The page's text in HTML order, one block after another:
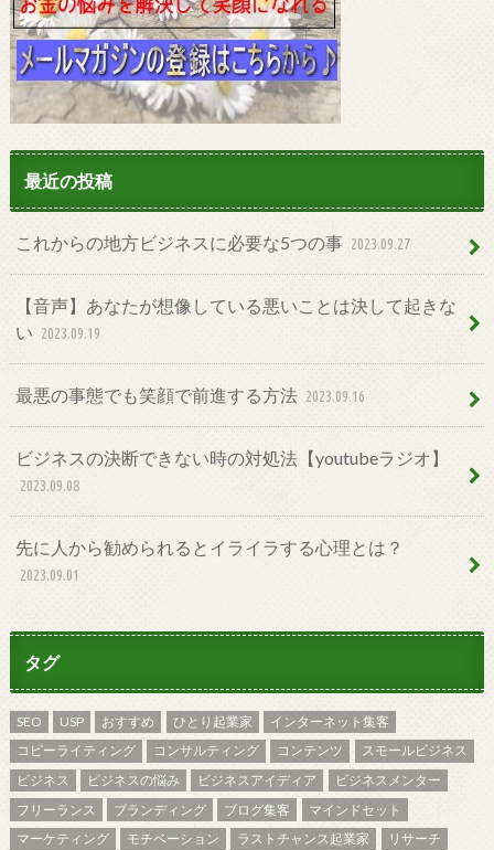
最近の投稿
これからの地方ビジネスに必要な5つの事 2023.09.27
【音声】あなたが想像している悪いことは決して起きな
い 2023.09.19
最悪の事態でも笑顔で前進する方法 2023.09.16
ビジネスの決断できない時の対処法【youtubeラジオ】
2023.09.08
先に人から勧められるとイライラする心理とは？
2023.09.01
タグ
SEO USP おすすめ ひとり起業家
インターネット集客
コピーライティング
コンサルティング コンテンツ
スモールビジネス
ビジネス
ビジネスの悩み ビジネスアイディア
ビジネスメンター
フリーランス
ブランディング ブログ集客
マインドセット
マーケティング
モチベーション ラストチャンス起業家
リサーチ